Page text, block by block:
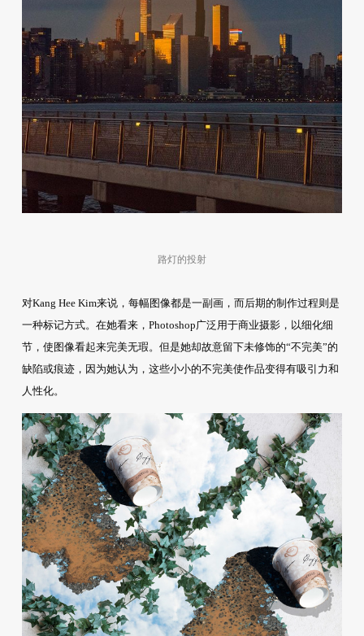
路灯的投射
对Kang Hee Kim来说，每幅图像都是一副画，而后期的制作过程则是
一种标记方式。在她看来，Photoshop广泛用于商业摄影，以细化细
节，使图像看起来完美无瑕。但是她却故意留下未修饰的“不完美”的
缺陷或痕迹，因为她认为，这些小小的不完美使作品变得有吸引力和
人性化。